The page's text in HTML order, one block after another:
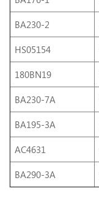
BA230-2
HS05154
180BN19
BA230-7A
BA195-3A
AC4631
BA290-3A